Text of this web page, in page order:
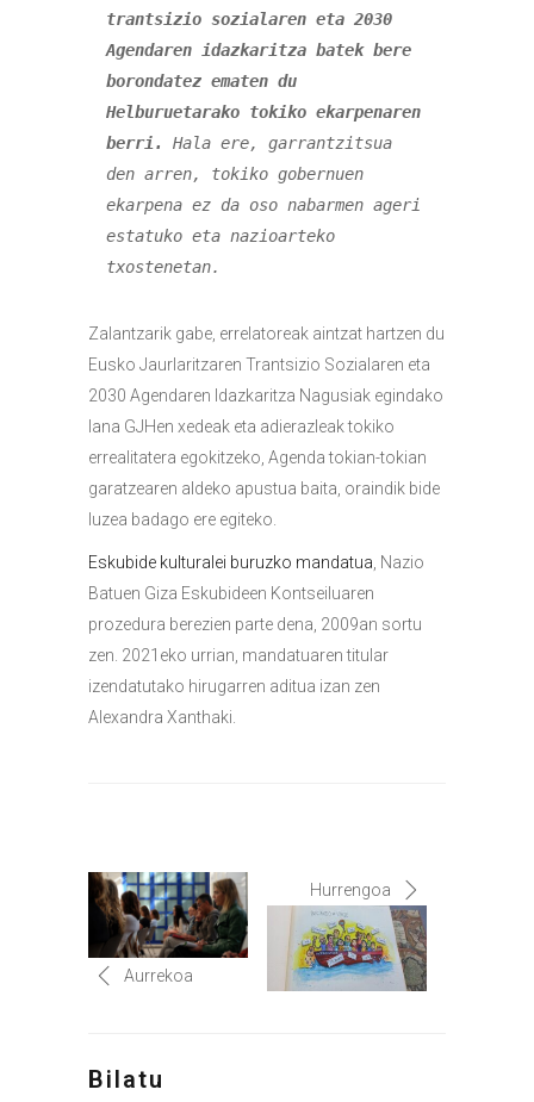
trantsizio sozialaren eta 2030
Agendaren idazkaritza batek bere
borondatez ematen du
Helburuetarako tokiko ekarpenaren
berri. Hala ere, garrantzitsua
den arren, tokiko gobernuen
ekarpena ez da oso nabarmen ageri
estatuko eta nazioarteko
txostenetan.
Zalantzarik gabe, errelatoreak aintzat hartzen du
Eusko Jaurlaritzaren Trantsizio Sozialaren eta
2030 Agendaren Idazkaritza Nagusiak egindako
lana GJHen xedeak eta adierazleak tokiko
errealitatera egokitzeko, Agenda tokian-tokian
garatzearen aldeko apustua baita, oraindik bide
luzea badago ere egiteko.
Eskubide kulturalei buruzko mandatua, Nazio
Batuen Giza Eskubideen Kontseiluaren
prozedura berezien parte dena, 2009an sortu
zen. 2021eko urrian, mandatuaren titular
izendatutako hirugarren aditua izan zen
Alexandra Xanthaki.
Aurrekoa
Hurrengoa
Bilatu